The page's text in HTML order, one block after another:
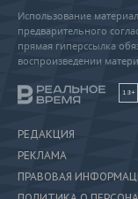
Использование
предварительного
прямая гиперссылка
воспроизведении
18+
РЕДАКЦИЯ
РЕКЛАМА
ПРАВОВАЯ